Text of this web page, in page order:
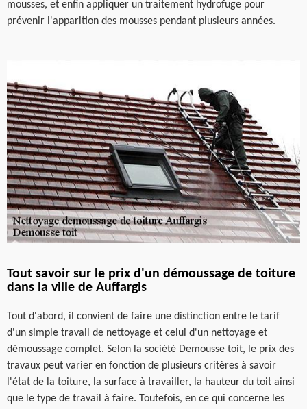
mousses, et enfin appliquer un traitement hydrofuge pour
prévenir l'apparition des mousses pendant plusieurs années.
Tout savoir sur le prix d'un démoussage de toiture
dans la ville de Auffargis
Tout d'abord, il convient de faire une distinction entre le tarif
d'un simple travail de nettoyage et celui d'un nettoyage et
démoussage complet. Selon la société Demousse toit, le prix des
travaux peut varier en fonction de plusieurs critères à savoir
l'état de la toiture, la surface à travailler, la hauteur du toit ainsi
que le type de travail à faire. Toutefois, en ce qui concerne les